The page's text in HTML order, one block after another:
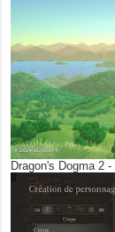
Dragon's Dogma 2